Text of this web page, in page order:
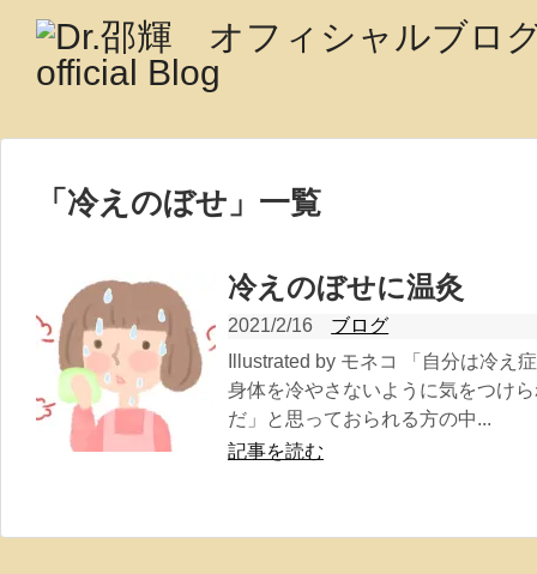
「 冷えのぼせ 」 一覧
冷えのぼせに温灸
2021/2/16
ブログ
Illustrated by モネコ 「自分は冷え
身体を冷やさないように気をつけ
だ」と思っておられる方の中...
記事を読む